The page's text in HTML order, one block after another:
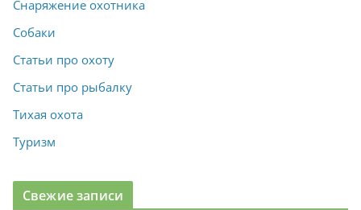
Снаряжение охотника
Собаки
Статьи про охоту
Статьи про рыбалку
Тихая охота
Туризм
Свежие записи